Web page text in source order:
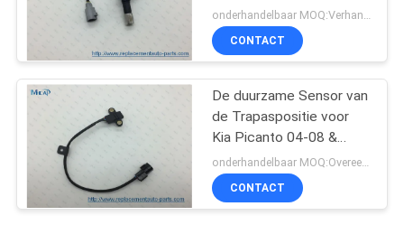
9091905059 voor
Toyota Tacoma 2.7L
onderhandelbaar MOQ:Verhandelbaar
CONTACT
De duurzame Sensor van
de Trapaspositie voor
Kia Picanto 04-08 &
Hyundai I10 2008 39310-
02700
onderhandelbaar MOQ:Overeen te komen
CONTACT